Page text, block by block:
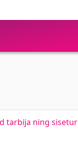
tarbija ning